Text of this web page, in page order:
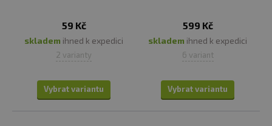
59 Kč
skladem ihned k expedici
2 varianty
Vybrat variantu
599 Kč
skladem ihned k expedici
6 variant
Vybrat variantu